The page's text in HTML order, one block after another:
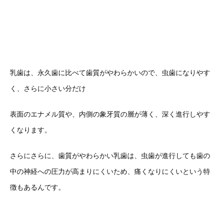
乳歯は、永久歯に比べて歯質がやわらかいので、虫歯になりやす
く、さらに小さい分だけ
表面のエナメル質や、内側の象牙質の層が薄く、深く進行しやす
くなります。
さらにさらに、歯質がやわらかい乳歯は、虫歯が進行しても歯の
中の神経への圧力が高まりにくいため、痛くなりにくいという特
徴もあるんです。